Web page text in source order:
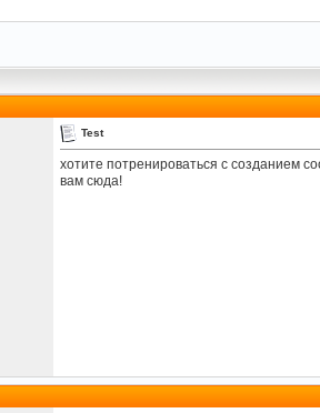
Test
хотите потренироваться с созданием
вам сюда!